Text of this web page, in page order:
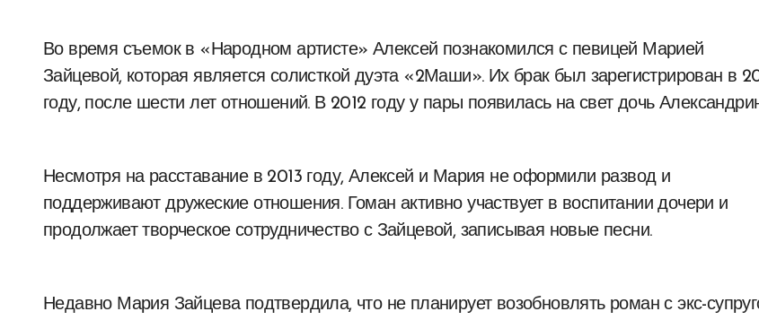
Во время съемок в «Народном артисте» Алексей познакомился с певицей Марией
Зайцевой, которая является солисткой дуэта «2Маши». Их брак был зарегистрирован в
году, после шести лет отношений. В 2012 году у пары появилась на свет дочь
Несмотря на расставание в 2013 году, Алексей и Мария не оформили развод и
поддерживают дружеские отношения. Гоман активно участвует в воспитании дочери и
продолжает творческое сотрудничество с Зайцевой, записывая новые песни.
Недавно Мария Зайцева подтвердила, что не планирует возобновлять роман с экс-